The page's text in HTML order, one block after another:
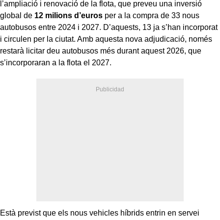
l’ampliació i renovació de la flota, que preveu una inversió
global de 12 milions d’euros per a la compra de 33 nous
autobusos entre 2024 i 2027. D’aquests, 13 ja s’han incorporat
i circulen per la ciutat. Amb aquesta nova adjudicació, només
restarà licitar deu autobusos més durant aquest 2026, que
s’incorporaran a la flota el 2027.
Està previst que els nous vehicles híbrids entrin en servei